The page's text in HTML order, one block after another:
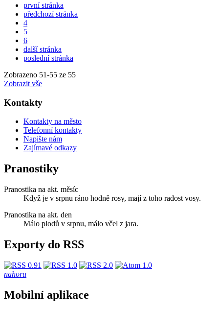
první stránka
předchozí stránka
4
5
6
další stránka
poslední stránka
Zobrazeno 51-55 ze 55
Zobrazit vše
Kontakty
Kontakty na město
Telefonní kontakty
Napište nám
Zajímavé odkazy
Pranostiky
Pranostika na akt. měsíc
Když je v srpnu ráno hodně rosy, mají z toho radost vosy.
Pranostika na akt. den
Málo plodů v srpnu, málo včel z jara.
Exporty do RSS
nahoru
Mobilní aplikace